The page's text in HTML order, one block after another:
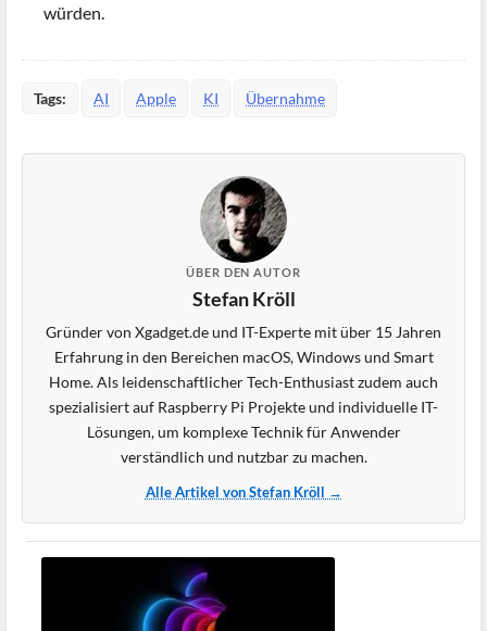
würden.
Tags: AI Apple KI Übernahme
ÜBER DEN AUTOR
Stefan Kröll
Gründer von Xgadget.de und IT-Experte mit über 15 Jahren
Erfahrung in den Bereichen macOS, Windows und Smart
Home. Als leidenschaftlicher Tech-Enthusiast zudem auch
spezialisiert auf Raspberry Pi Projekte und individuelle IT-
Lösungen, um komplexe Technik für Anwender
verständlich und nutzbar zu machen.
Alle Artikel von Stefan Kröll →